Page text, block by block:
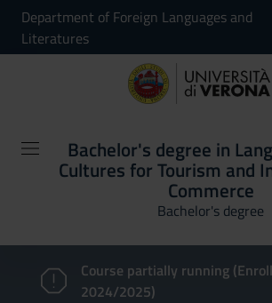
Department of Foreign Languages and
Literatures
Bachelor's degree in
Cultures for Tourism and
Commerce
Bachelor's degree
Course partially running
2024/2025)